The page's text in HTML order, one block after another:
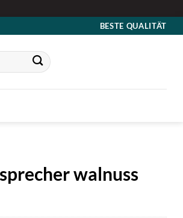
BESTE QUALITÄT
walnuss